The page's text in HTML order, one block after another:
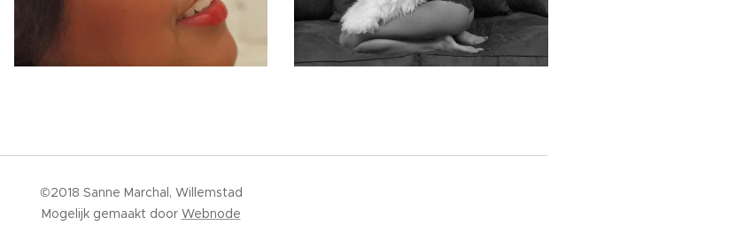
©2018 Sanne Marchal, Willemstad
Mogelijk gemaakt door Webnode